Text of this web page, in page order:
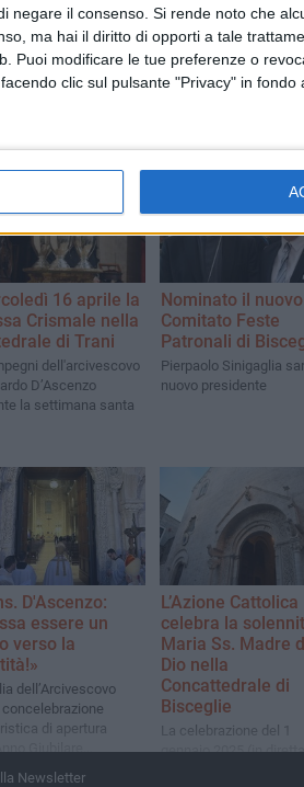
negare il consenso. Si rende noto che
ma hai il diritto di opporti a tale
Puoi modificare le tue preferenze o
clic sul pulsante "Privacy" in fondo
16 aprile la
Crismale nella
di Trani
dell'arcivescovo
D’Ascenzo
la settimana santa
Nominato il nuovo
Comitato Feste
Patronali di
Pierpaolo Sinigaglia
nuovo presidente
D'Ascenzo:
essere un
verso la
dell’Arcivescovo
concelebrazione
di apertura
Giubilare
L’Azione Cattolica
celebra la
Maria Ss. Madre
Dio nella
Concattedrale di
Bisceglie
La celebrazione del 1
gennaio 2025 (in
Newsletter